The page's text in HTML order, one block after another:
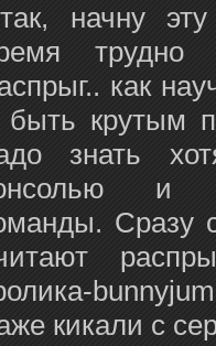
начну
трудно
как
крутым
знать
и
Сразу
кикали с